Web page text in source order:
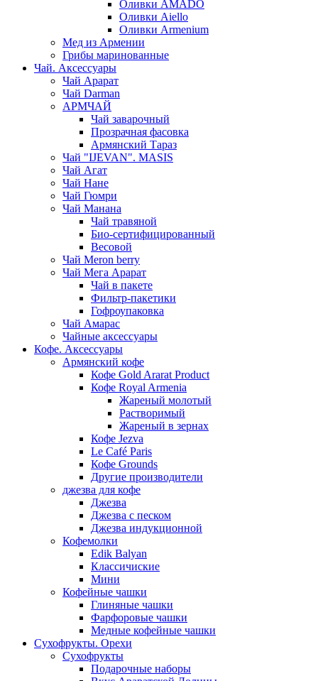
Оливки AMADO
Оливки Aiello
Оливки Armenium
Мед из Армении
Грибы маринованные
Чай. Аксессуары
Чай Арарат
Чай Darman
АРМЧАЙ
Чай заварочный
Прозрачная фасовка
Армянский Тараз
Чай "IJEVAN". MASIS
Чай Агат
Чай Нане
Чай Гюмри
Чай Манана
Чай травяной
Био-сертифицированный
Весовой
Чай Meron berry
Чай Мега Арарат
Чай в пакете
Фильтр-пакетики
Гофроупаковка
Чай Амарас
Чайные аксессуары
Кофе. Аксессуары
Армянский кофе
Кофе Gold Ararat Product
Кофе Royal Armenia
Жареный молотый
Растворимый
Жареный в зернах
Кофе Jezva
Le Café Paris
Кофе Grounds
Другие производители
джезва для кофе
Джезва
Джезва с песком
Джезва индукционной
Кофемолки
Edik Balyan
Классичиские
Мини
Кофейные чашки
Глиняные чашки
Фарфоровые чашки
Медные кофейные чашки
Сухофрукты. Орехи
Сухофрукты
Подарочные наборы